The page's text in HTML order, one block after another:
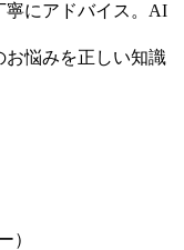
寧にアドバイス。AI
お悩みを正しい知識
）